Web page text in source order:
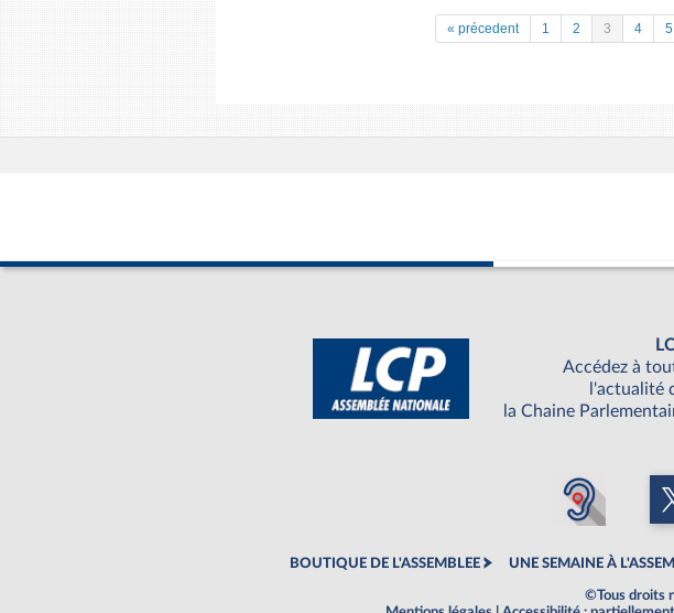
« précedent 1 2 3 4 5
Accédez à
l'actualité
la Chaine
BOUTIQUE DE L'ASSEMBLEE UNE SEMAINE À
©Tous droits